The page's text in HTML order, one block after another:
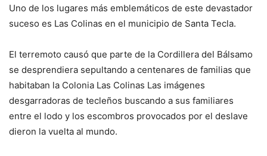
Uno de los lugares más emblemáticos de este devastador
suceso es Las Colinas en el municipio de Santa Tecla.
El terremoto causó que parte de la Cordillera del Bálsamo
se desprendiera sepultando a centenares de familias que
habitaban la Colonia Las Colinas Las imágenes
desgarradoras de tecleños buscando a sus familiares
entre el lodo y los escombros provocados por el deslave
dieron la vuelta al mundo.